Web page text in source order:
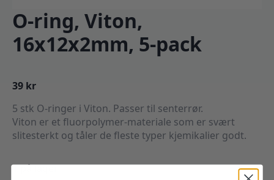
O-ring, Viton,
16x12x2mm, 5-pack
39 kr
5 stk O-ringer i Viton. Passer til senterrør.
Viton er et fluorpolymer-materiale som er svært
slitesterkt og tåler de fleste typer kjemikalier godt.
1 på lager